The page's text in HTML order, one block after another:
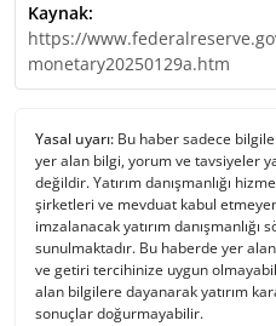
Kaynak:
https://
monetary20250129a.htm
Yasal uyarı: Bu haber sadece
yer alan bilgi, yorum ve tavsiyeler
değildir. Yatırım danışmanlığı
şirketleri ve mevduat kabul
imzalanacak yatırım danışmanlığı
sunulmaktadır. Bu haberde yer
ve getiri tercihinize uygun
alan bilgilere dayanarak yatırım
sonuçlar doğurmayabilir.